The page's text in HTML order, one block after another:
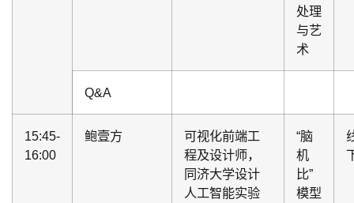
处理
与艺
术
Q&A
15:45-
16:00
鲍壹方
可视化前端工
程及设计师，
同济大学设计
人工智能实验
“脑
机
比”
模型